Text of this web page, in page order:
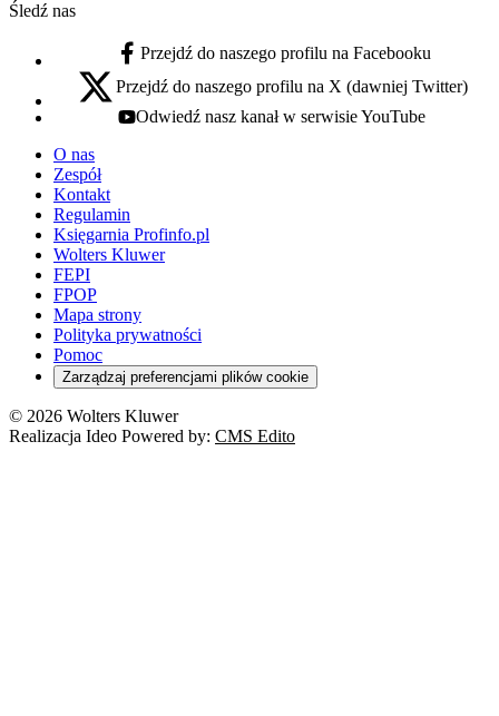
Śledź nas
facebook - otwiera się w nowej karcie
Przejdź do naszego profilu na Facebooku
x - otwiera się w nowej karcie
Przejdź do naszego profilu na X (dawniej Twitter)
youtube - otwiera się w nowej karcie
Odwiedź nasz kanał w serwisie YouTube
O nas
Zespół
Kontakt
Regulamin
Księgarnia Profinfo.pl
Wolters Kluwer
FEPI
FPOP
Mapa strony
Polityka prywatności
Pomoc
Zarządzaj preferencjami plików cookie
© 2026 Wolters Kluwer
Realizacja Ideo Powered by: CMS Edito